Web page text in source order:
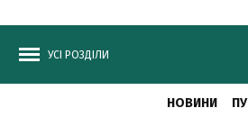
УСІ РОЗДІЛИ
НОВИНИ